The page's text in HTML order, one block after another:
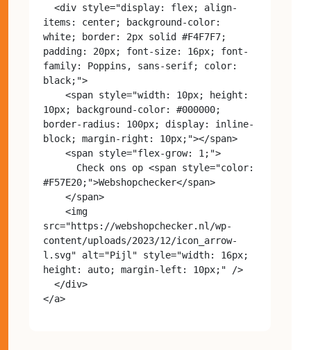
items: center; background-color:
white; border: 2px solid #F4F7F7;
padding: 20px; font-size: 16px; font-
family: Poppins, sans-serif; color:
black;">
10px; background-color: #000000;
border-radius: 100px; display: inline-
block; margin-right: 10px;"></span>
#F57E20;">Webshopchecker</span>
src="https://webshopchecker.nl/wp-
content/uploads/2023/12/icon_arrow-
l.svg" alt="Pijl" style="width: 16px;
height: auto; margin-left: 10px;" />